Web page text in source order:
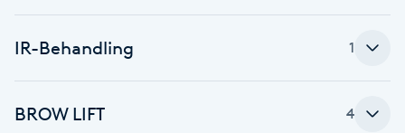
Brynplockning
IR-Behandling 1
BROW LIFT 4